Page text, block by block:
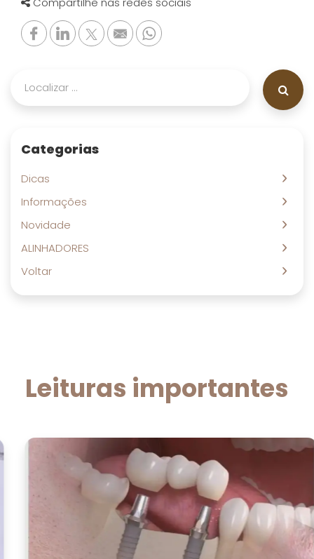
Categorias
Dicas
Informações
Novidade
ALINHADORES
Voltar
Leituras importantes